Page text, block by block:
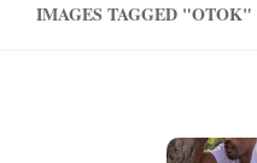
IMAGES TAGGED "OTOK"